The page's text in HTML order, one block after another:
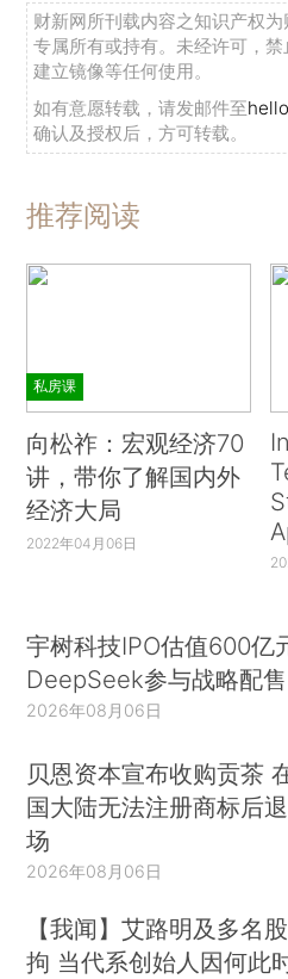
财新网所刊载内容之知识产权
专属所有或持有。未经许可，
建立镜像等任何使用。
如有意愿转载，请发邮件至
确认及授权后，方可转载。
推荐阅读
私房课
向松祚：宏观经济70
讲，带你了解国内外
经济大局
2022年04月06日
宇树科技IPO估值600亿
DeepSeek参与战略配售
2026年08月06日
贝恩资本宣布收购贡茶
国大陆无法注册商标后
场
2026年08月06日
【我闻】艾路明及多名
拘 当代系创始人因何此